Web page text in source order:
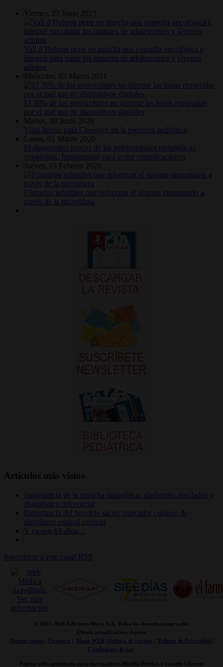
Viernes, 23 Junio 2023
Vall d’Hebron pone en marcha una consulta oncológica e
integral para tratar los tumores de adolescentes y jóvenes
adultos
Miércoles, 03 Marzo 2021
El 30% de los preescolares no duerme las horas requeridas
por el mal uso de dispositivos digitales
Martes, 30 Junio 2020
Visto bueno para Cosentyx en la psoriasis pediátrica
Lunes, 02 Marzo 2020
El diagnóstico precoz de las enfermedades metabólicas
congénitas, fundamental para evitar complicaciones
Jueves, 13 Febrero 2020
Fórmulas infantiles que refuerzan el sistema inmunitario a
través de la microbiota
Artículos más vistos
Importancia de la mancha mongólica: síndromes asociados y
diagnóstico diferencial
Importancia del hoyuelo sacro: marcador cutáneo de
disrafismo espinal cerrado
Y ya son 63 años…
Suscribirse a este canal RSS
© 2011- 2026 Ediciones Mayo S.A. Todos los derechos reservados
Última actualización: Agosto
Quienes somos| Contacto Mapa WEB| Politica de cookies|
Politica de Privacidad /
Condiciones de uso
Página web optimizada para navegadores Mozilla Firefox y Google Chrome